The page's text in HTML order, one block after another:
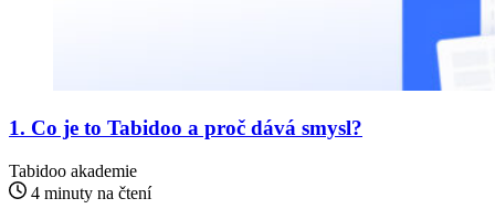
1. Co je to Tabidoo a proč dává smysl?
Tabidoo akademie
4 minuty na čtení